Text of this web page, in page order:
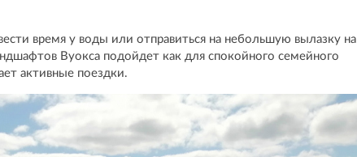
время у воды или отправиться на небольшую вылазку на
Вуокса подойдет как для спокойного семейного
активные поездки.